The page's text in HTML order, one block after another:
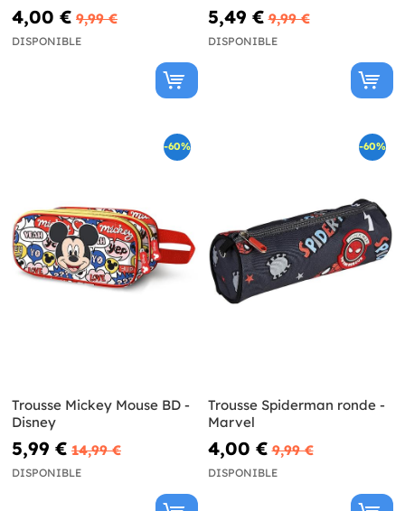
4,00 € 9,99 €
DISPONIBLE
5,49 € 9,99 €
DISPONIBLE
-60%
Trousse Mickey Mouse BD -
Disney
5,99 € 14,99 €
DISPONIBLE
-60%
Trousse Spiderman ronde -
Marvel
4,00 € 9,99 €
DISPONIBLE